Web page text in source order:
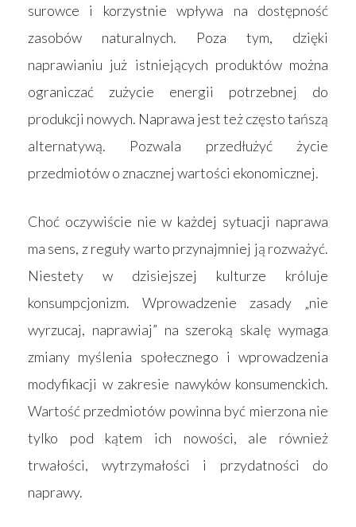
surowce i korzystnie wpływa na dostępność
zasobów naturalnych. Poza tym, dzięki
naprawianiu już istniejących produktów można
ograniczać zużycie energii potrzebnej do
produkcji nowych. Naprawa jest też często tańszą
alternatywą. Pozwala przedłużyć życie
przedmiotów o znacznej wartości ekonomicznej.
Choć oczywiście nie w każdej sytuacji naprawa
ma sens, z reguły warto przynajmniej ją rozważyć.
Niestety w dzisiejszej kulturze króluje
konsumpcjonizm. Wprowadzenie zasady „nie
wyrzucaj, naprawiaj” na szeroką skalę wymaga
zmiany myślenia społecznego i wprowadzenia
modyfikacji w zakresie nawyków konsumenckich.
Wartość przedmiotów powinna być mierzona nie
tylko pod kątem ich nowości, ale również
trwałości, wytrzymałości i przydatności do
naprawy.
Strona główna
Produkty
Materace
Wyszukiwarka